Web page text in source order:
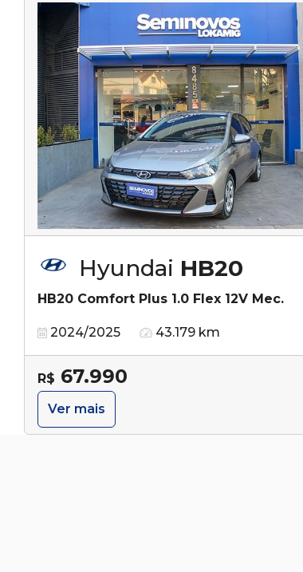
Hyundai HB20
HB20 Comfort Plus 1.0 Flex 12V Mec.
2024/2025 43.179 km
R$ 67.990
Ver mais